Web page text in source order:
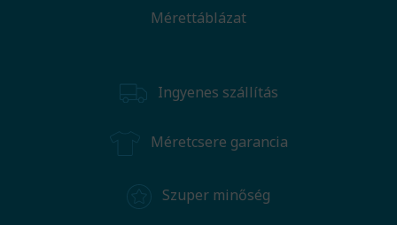
Mérettáblázat
Ingyenes szállítás
Méretcsere garancia
Szuper minőség